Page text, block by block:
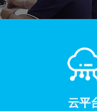
云平